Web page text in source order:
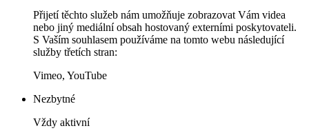
Přijetí těchto služeb nám umožňuje zobrazovat Vám videa
nebo jiný mediální obsah hostovaný externími poskytovateli.
S Vaším souhlasem používáme na tomto webu následující
služby třetích stran:
Vimeo, YouTube
Nezbytné
Vždy aktivní